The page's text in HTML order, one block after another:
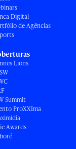
Digital
de Agências
Lions
Summit
ProXXIma
Awards